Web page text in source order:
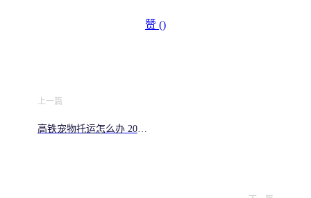
赞 ()
上一篇
高铁宠物托运怎么办 2026